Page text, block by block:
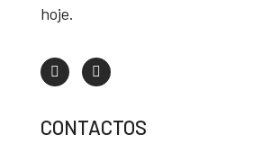
hoje.
CONTACTOS